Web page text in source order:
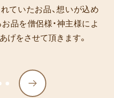
ていたお品、想いが込め
品を僧侶様・神主様によ
げをさせて頂きます。